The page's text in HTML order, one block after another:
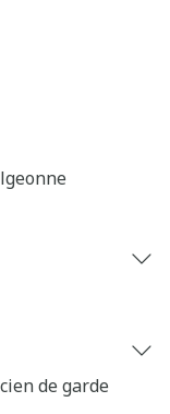
de garde